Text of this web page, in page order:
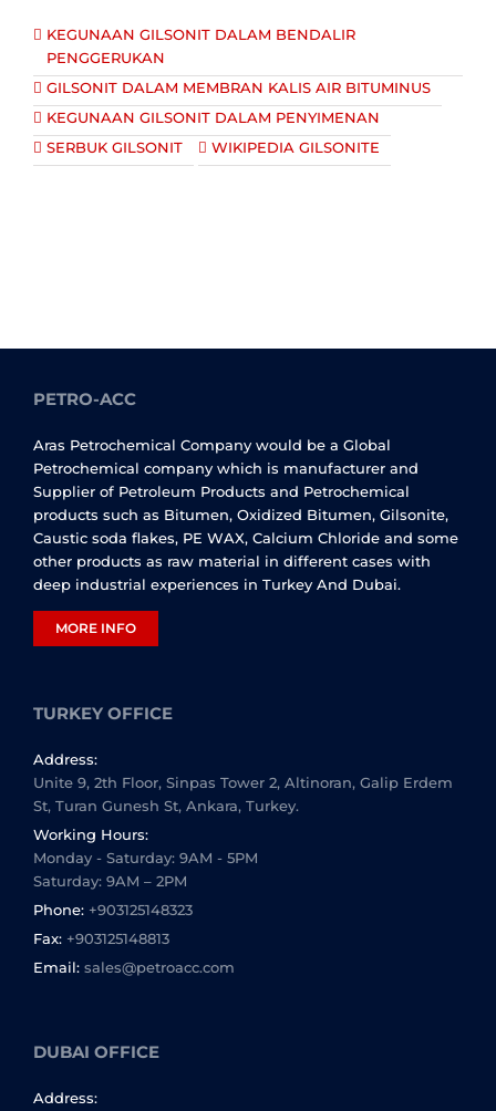
KEGUNAAN GILSONIT DALAM BENDALIR
PENGGERUKAN
GILSONIT DALAM MEMBRAN KALIS AIR BITUMINUS
KEGUNAAN GILSONIT DALAM PENYIMENAN
SERBUK GILSONIT
WIKIPEDIA GILSONITE
PETRO-ACC
Aras Petrochemical Company would be a Global
Petrochemical company which is manufacturer and
Supplier of Petroleum Products and Petrochemical
products such as Bitumen, Oxidized Bitumen, Gilsonite,
Caustic soda flakes, PE WAX, Calcium Chloride and some
other products as raw material in different cases with
deep industrial experiences in Turkey And Dubai.
MORE INFO
TURKEY OFFICE
Address:
Unite 9, 2th Floor, Sinpas Tower 2, Altinoran, Galip Erdem
St, Turan Gunesh St, Ankara, Turkey.
Working Hours:
Monday - Saturday: 9AM - 5PM
Saturday: 9AM – 2PM
Phone: +903125148323
Fax: +903125148813
Email: sales@petroacc.com
DUBAI OFFICE
Address: